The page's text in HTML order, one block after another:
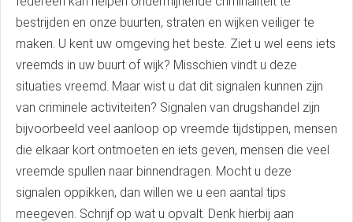
bestrijden en onze buurten, straten en wijken veiliger te
maken. U kent uw omgeving het beste. Ziet u wel eens iets
vreemds in uw buurt of wijk? Misschien vindt u deze
situaties vreemd. Maar wist u dat dit signalen kunnen zijn
van criminele activiteiten? Signalen van drugshandel zijn
bijvoorbeeld veel aanloop op vreemde tijdstippen, mensen
die elkaar kort ontmoeten en iets geven, mensen die veel
vreemde spullen naar binnendragen. Mocht u deze
signalen oppikken, dan willen we u een aantal tips
meegeven. Schrijf op wat u opvalt. Denk hierbij aan